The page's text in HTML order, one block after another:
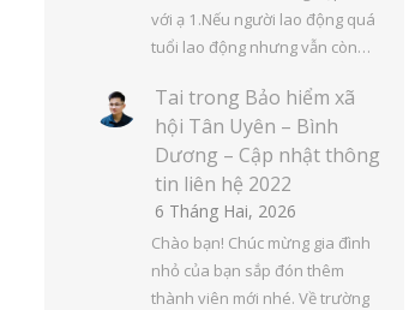
với ạ 1.Nếu người lao động quá
tuổi lao động nhưng vẫn còn…
Tai trong Bảo hiểm xã
hội Tân Uyên – Bình
Dương – Cập nhật thông
tin liên hệ 2022
6 Tháng Hai, 2026
Chào bạn! Chúc mừng gia đình
nhỏ của bạn sắp đón thêm
thành viên mới nhé. Về trường